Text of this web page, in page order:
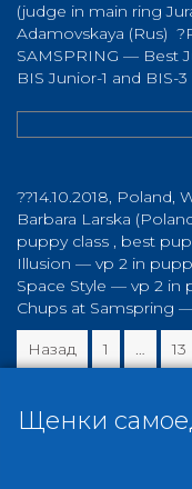
(judge in main ring
Adamovskaya (Rus)
SAMSPRING — Best
BIS Junior-1 and BIS-
??14.10.2018, Poland,
Barbara Larska
puppy class , best
Illusion — vp 2 in
Space Style — vp 2 in
Chups at Samspring
Навигация
по
записям
Назад 1 … 13
Щенки